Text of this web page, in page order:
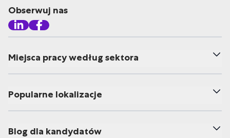
Obserwuj nas
Miejsca pracy według sektora
Popularne lokalizacje
Blog dla kandydatów